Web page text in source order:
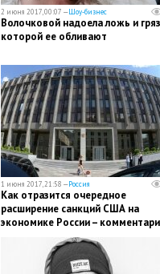
2 июня 2017, 00:07 —Шоу-бизнес
Волочковой надоела ложь и
которой ее обливают
1 июня 2017, 21:58 —Россия
Как отразится очередное
расширение санкций США на
экономике России –